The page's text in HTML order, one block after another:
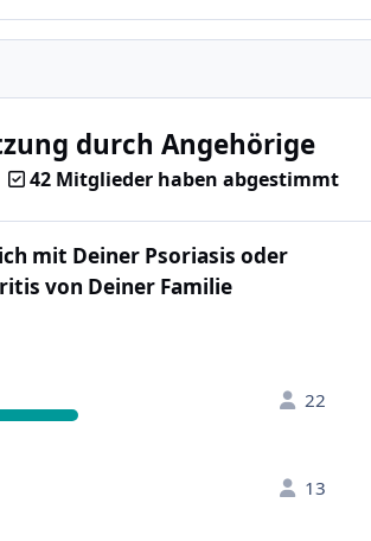
durch Angehörige
42 Mitglieder haben abgestimmt
mit Deiner Psoriasis oder
von Deiner Familie
22
13